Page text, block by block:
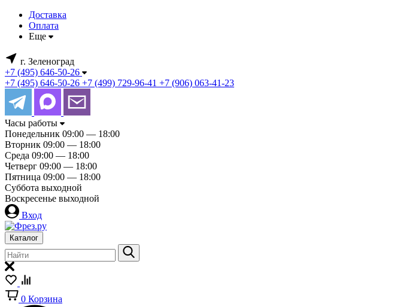
Доставка
Оплата
Еще
г. Зеленоград
+7 (495) 646-50-26
+7 (495) 646-50-26 +7 (499) 729-96-41 +7 (906) 063-41-23
Часы работы
Понедельник 09:00 — 18:00
Вторник 09:00 — 18:00
Среда 09:00 — 18:00
Четверг 09:00 — 18:00
Пятница 09:00 — 18:00
Суббота выходной
Воскресенье выходной
Вход
Каталог
0 Корзина